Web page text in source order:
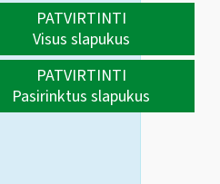
PATVIRTINTI
Visus slapukus
PATVIRTINTI
Pasirinktus slapukus